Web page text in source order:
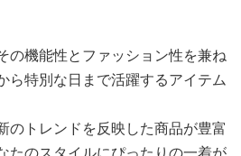
の機能性とファッション性を兼ね
ら特別な日まで活躍するアイテム
のトレンドを反映した商品が豊富
たのスタイルにぴったりの一着が